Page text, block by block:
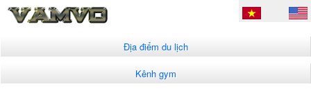
Địa điểm du lịch
Kênh gym